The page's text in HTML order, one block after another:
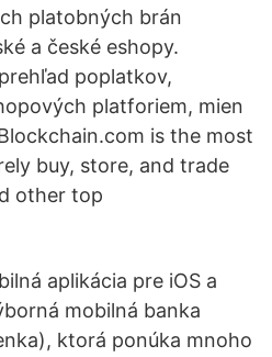
platobných brán
a české eshopy.
poplatkov,
platforiem, mien
is the most
buy, store, and trade
other top
aplikácia pre iOS a
mobilná banka
ktorá ponúka mnoho